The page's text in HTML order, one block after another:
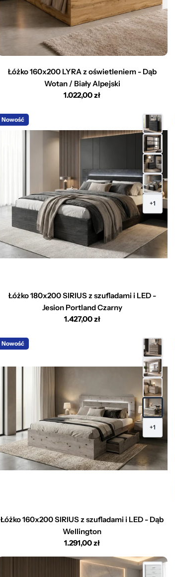
Łóżko 160x200 LYRA z oświetleniem - Dąb
Wotan / Biały Alpejski
Cena
1.022,00 zł
Nowość
+1
Łóżko 180x200 SIRIUS z szufladami i LED -
Jesion Portland Czarny
Cena
1.427,00 zł
Nowość
+1
Łóżko 160x200 SIRIUS z szufladami i LED - Dąb
Wellington
Cena
1.291,00 zł